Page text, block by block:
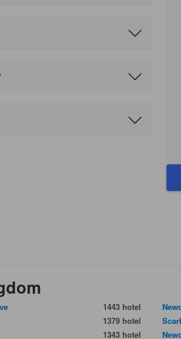
1443 hotel
1379 hotel
1343 hotel